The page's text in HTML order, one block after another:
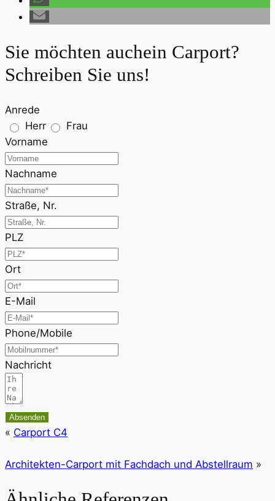
Sie möchten auchein Carport?
Schreiben Sie uns!
Anrede
Herr
Frau
Vorname
Nachname
Straße, Nr.
PLZ
Ort
E-Mail
Phone/Mobile
Nachricht
Absenden
« Carport C4
Architekten-Carport mit Fachdach und Abstellraum »